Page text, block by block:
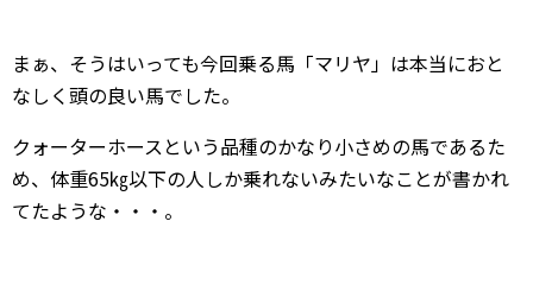
まぁ、そうはいっても今回乗る馬「マリヤ」は本当におと
なしく頭の良い馬でした。
クォーターホースという品種のかなり小さめの馬であるた
め、体重65㎏以下の人しか乗れないみたいなことが書かれ
てたような・・・。